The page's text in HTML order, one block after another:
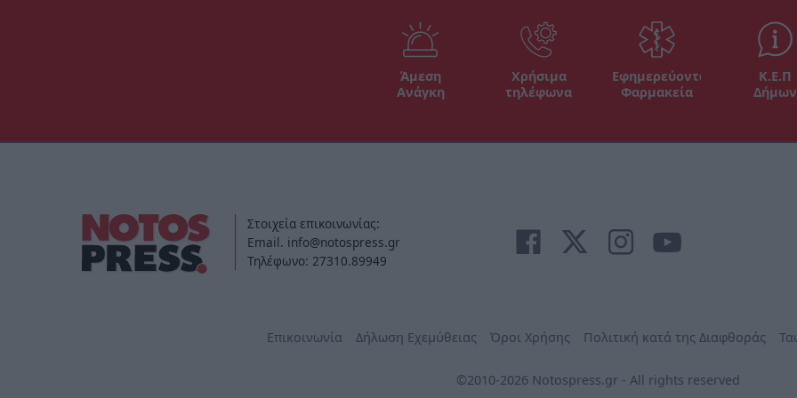
Άμεση
Ανάγκη
Χρήσιμα
τηλέφωνα
Εφημερεύοντα
Φαρμακεία
Κ.Ε.Π
Δήμων
Στοιχεία επικοινωνίας:
Email. info@notospress.gr
Τηλέφωνο: 27310.89949
Επικοινωνία Δήλωση Εχεμύθειας Όροι Χρήσης Πολιτική κατά της Διαφθοράς
©2010-2026 Notospress.gr - All rights reserved